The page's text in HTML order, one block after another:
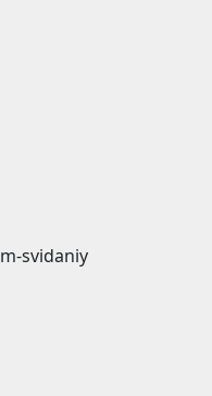
svidaniy